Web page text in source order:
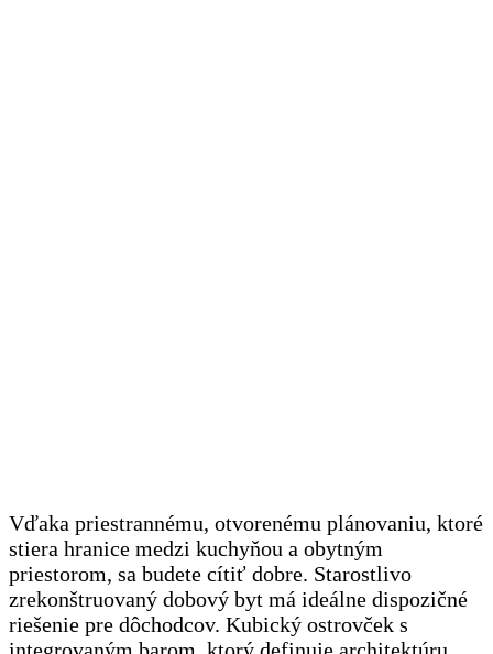
Vďaka priestrannému, otvorenému plánovaniu, ktoré
stiera hranice medzi kuchyňou a obytným
priestorom, sa budete cítiť dobre. Starostlivo
zrekonštruovaný dobový byt má ideálne dispozičné
riešenie pre dôchodcov. Kubický ostrovček s